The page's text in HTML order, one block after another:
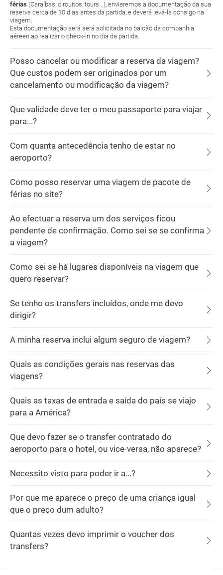
férias (Caraíbas, circuitos, tours...), enviaremos a documentação da sua
reserva cerca de 10 dias antes da partida, e deverá levá-la consigo na
viagem.
Esta documentação será será solicitada no balcão da companhia
aéreen ao realizar o check-in no dia da partida.
Posso cancelar ou modificar a reserva da viagem?
Que custos podem ser originados por um
cancelamento ou modificação da viagem?
Que validade deve ter o meu passaporte para viajar
para...?
Com quanta antecedência tenho de estar no
aeroporto?
Como posso reservar uma viagem de pacote de
férias no site?
Ao efectuar a reserva um dos serviços ficou
pendente de confirmação. Como sei se se confirma
a viagem?
Como sei se há lugares disponíveis na viagem que
quero reservar?
Se tenho os transfers incluídos, onde me devo
dirigir?
A minha reserva inclui algum seguro de viagem?
Quais as condições gerais nas reservas das
viagens?
Quais as taxas de entrada e saída do país se viajo
para a América?
Que devo fazer se o transfer contratado do
aeroporto para o hotel, ou vice-versa, não aparece?
Necessito visto para poder ir a...?
Por que me aparece o preço de uma criança igual
que o preço dum adulto?
Quantas vezes devo imprimir o voucher dos
transfers?